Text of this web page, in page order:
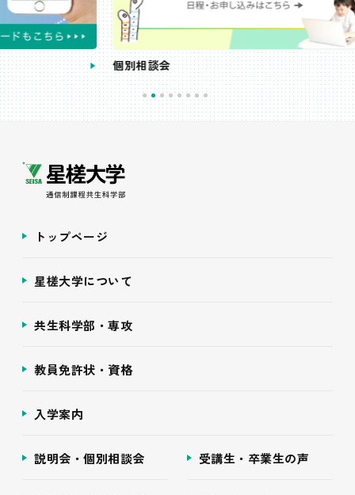
個別相談会 受
トップページ
星槎大学について
共生科学部・専攻
教員免許状・資格
入学案内
説明会・個別相談会 受講生・卒業生の声